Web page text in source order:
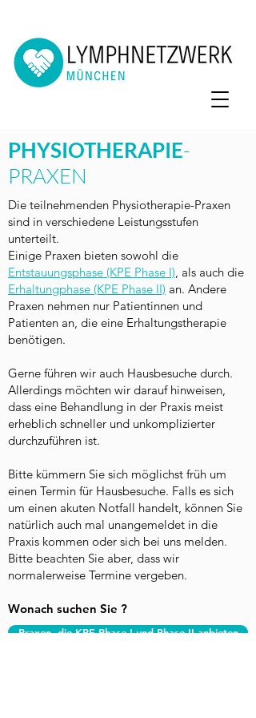
PHYSIOTHERAPIE-
PRAXEN
Die teilnehmenden Physiotherapie-Praxen
sind in verschiedene Leistungsstufen
unterteilt.
Einige Praxen bieten sowohl die
Entstauungsphase (KPE Phase I), als auch die
Erhaltungphase (KPE Phase II) an. Andere
Praxen nehmen nur Patientinnen und
Patienten an, die eine Erhaltungstherapie
benötigen.
Gerne führen wir auch Hausbesuche durch.
Allerdings möchten wir darauf hinweisen,
dass eine Behandlung in der Praxis meist
erheblich schneller und unkomplizierter
durchzuführen ist.
Bitte kümmern Sie sich möglichst früh um
einen Termin für Hausbesuche. Falls es sich
um einen akuten Notfall handelt, können Sie
natürlich auch mal unangemeldet in die
Praxis kommen oder sich bei uns melden.
Bitte beachten Sie aber, dass wir
normalerweise Termine vergeben.
Wonach suchen Sie ?
Praxen, die KPE Phase I und Phase II anbieten